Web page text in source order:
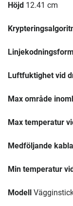
Höjd 12.41 cm
Luftfuktighet vid
Max område
Max temperatur
Medföljande
Min temperatur
Modell